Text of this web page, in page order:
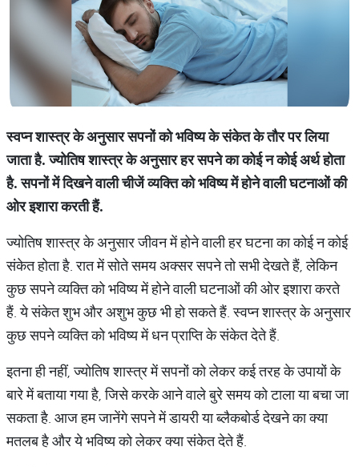
स्वप्न शास्त्र के अनुसार सपनों को भविष्य के संकेत के तौर पर लिया
जाता है. ज्योतिष शास्त्र के अनुसार हर सपने का कोई न कोई अर्थ होता
है. सपनों में दिखने वाली चीजें व्यक्ति को भविष्य में होने वाली घटनाओं की
ओर इशारा करती हैं.
ज्योतिष शास्त्र के अनुसार जीवन में होने वाली हर घटना का कोई न कोई
संकेत होता है. रात में सोते समय अक्सर सपने तो सभी देखते हैं, लेकिन
कुछ सपने व्यक्ति को भविष्य में होने वाली घटनाओं की ओर इशारा करते
हैं. ये संकेत शुभ और अशुभ कुछ भी हो सकते हैं. स्वप्न शास्त्र के अनुसार
कुछ सपने व्यक्ति को भविष्य में धन प्राप्ति के संकेत देते हैं.
इतना ही नहीं, ज्योतिष शास्त्र में सपनों को लेकर कई तरह के उपायों के
बारे में बताया गया है, जिसे करके आने वाले बुरे समय को टाला या बचा जा
सकता है. आज हम जानेंगे सपने में डायरी या ब्लैकबोर्ड देखने का क्या
मतलब है और ये भविष्य को लेकर क्या संकेत देते हैं.